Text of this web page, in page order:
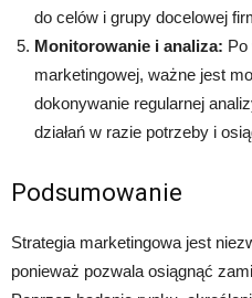
do celów i grupy docelowej
Monitorowanie i analiza: Po
marketingowej, ważne jest
dokonywanie regularnej
działań w razie potrzeby i
Podsumowanie
Strategia marketingowa jest
ponieważ pozwala osiągnąć